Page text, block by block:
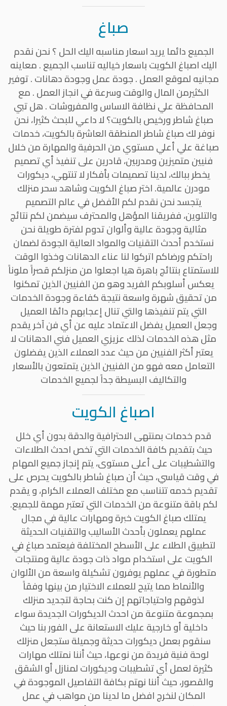
صباغ
الجميع دائما يريد اسعار مناسبه اليك الحل ؟ نحن نقدم
اليك اصباغ الكويت باسعار خياليه تناسب الجميع . معاينه
مجانيه لموقع العمل . جودة عمل وجودة دهانات . توفير
الكثيرمن المال والوقت وسرعة في انجاز العمل . مع
المحافظة علي نظافة الاساس والمفروشات . هل تبي
صباغ شاطر ورخيص بالكويت؟ لا داعي للبحث كثيرا، نحن
نوفر لك صباغ شاطر المنطقة العاشرة بالكويت، خدمات
صباغة علي أعلي مستوي من الحرفية والمهارة من خلال
فنيين متميزين ومدربين، قادرين على تنفيذ أي تصميم
يخطر ببالك، لدينا تصميمات بأفكار لا تنتهي، ديكورات
مودرن عالمية. اختر صباغ الكويت وشاهد سحر منزلك
يتجسد نحن نقدم لكم الأفضل في عالم التصميم
والتلوين، ففريقنا المؤهل والمحترف سيضمن لكم نتائج
مثالية وجودة عالية وألوان تدوم لفترة طويلة نحن
نستخدم أحدث التقنيات والمواد العالية الجودة لضمان
راحتكم ورضاكم اتركوا لنا عناء الدهانات وخذوا الوقت
للاستمتاع بنتائج باهرة هيا اجعلوا من منزلكم قصراً ملوناً
يعكس أسلوبكم الفريد وهو من الفنيين الذين تمكنوا
من تحقيق شهرة واسعة نتيجة كفاءة وجودة الخدمات
التي يتم تنفيذها والتي تنال إعجابهم دائمًا العميل
وجعل العميل يفضل الاعتماد عليه عن أي فن آخر يقدم
مثل هذه الخدمات لذلك عزيزي العميل فني الدهانات لا
يعتبر أكثر الفنيين من حيث عدد العملاء الذين يفضلون
التعامل معه فهو من الفنيين الذين يتمتعون بالأسعار
والتكاليف البسيطة جداً لجميع الخدمات
اصباغ الكويت
قدم خدمات بمنتهى الاحترافية والدقة بدون أي خلل
حيث بتقديم كافة الخدمات التي تخص احدث الطلاءات
والتشطيبات على أعلى مستوى، يتم إنجاز جميع المهام
في وقت قياسي، حيث أن صباغ شاطر بالكويت يحرص على
تقديم خدمه تتناسب مع مختلف العملاء الكرام، و يقدم
لكم باقة متنوعة من الخدمات التي تعتبر مهمة للجميع.
يمتلك صباغ الكويت خبرة ومهارات عالية في مجال
عملهم يعملون بأحدث الأساليب والتقنيات الحديثة
لتطبيق الطلاء على الأسطح المختلفة فيعتمد صباغ في
الكويت على استخدام مواد ذات جودة عالية ومنتجات
متطورة في عملهم يوفرون تشكيلة واسعة من الألوان
والأنماط مما يتيح للعملاء الاختيار من بينها وفقاً
لذوقهم واحتياجاتهم إن كنت بحاجة لتجديد منزلك
بمجموعة متنوعة من احدث الديكورات الجديدة سواء
داخلية أو خارجية عليك الاستعانة على الفور بنا حيث
سنقوم بعمل ديكورات حديثة وجميلة ستجعل منزلك
لوحة فنية فريدة من نوعها، حيث أننا نمتلك مهارات
كثيرة لعمل أي تشطيبات وديكورات لمنازل أو الشقق
والقصور، حيث أننا نهتم بكافة التفاصيل الموجودة في
المكان لنخرج افضل ما لدينا من مواهب في عمل